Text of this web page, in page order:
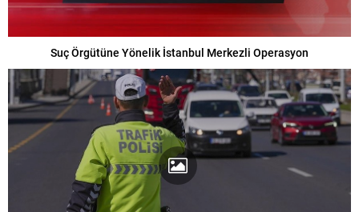
Suç Örgütüne Yönelik İstanbul Merkezli Operasyon